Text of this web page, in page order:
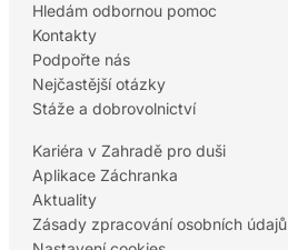
Hledám odbornou pomoc
Kontakty
Podpořte nás
Nejčastější otázky
Stáže a dobrovolnictví
Kariéra v Zahradě pro duši
Aplikace Záchranka
Aktuality
Zásady zpracování osobních údajů